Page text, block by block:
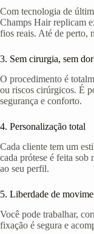
Com tecnologia de
Champs Hair replicam
fios reais. Até de perto,
3. Sem cirurgia, sem dor
O procedimento é
ou riscos cirúrgicos. É
segurança e conforto.
4. Personalização total
Cada cliente tem um
cada prótese é feita sob
ao seu perfil.
5. Liberdade de
Você pode trabalhar,
fixação é segura e